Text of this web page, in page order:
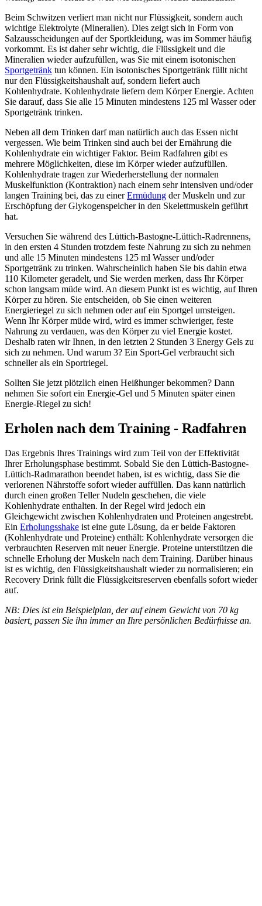
Beim Schwitzen verliert man nicht nur Flüssigkeit, sondern auch
wichtige Elektrolyte (Mineralien). Dies zeigt sich in Form von
Salzausscheidungen auf der Sportkleidung, was im Sommer häufig
vorkommt. Es ist daher sehr wichtig, die Flüssigkeit und die
Mineralien wieder aufzufüllen, was Sie mit einem isotonischen
Sportgetränk tun können. Ein isotonisches Sportgetränk füllt nicht
nur den Flüssigkeitshaushalt auf, sondern liefert auch
Kohlenhydrate. Kohlenhydrate liefern dem Körper Energie. Achten
Sie darauf, dass Sie alle 15 Minuten mindestens 125 ml Wasser oder
Sportgetränk trinken.
Neben all dem Trinken darf man natürlich auch das Essen nicht
vergessen. Wie beim Trinken sind auch bei der Ernährung die
Kohlenhydrate ein wichtiger Faktor. Beim Radfahren gibt es
mehrere Möglichkeiten, diese im Körper wieder aufzufüllen.
Kohlenhydrate tragen zur Wiederherstellung der normalen
Muskelfunktion (Kontraktion) nach einem sehr intensiven und/oder
langen Training bei, das zu einerErmüdung der Muskeln und zur
Erschöpfung der Glykogenspeicher in den Skelettmuskeln geführt
hat.
Versuchen Sie während des Lüttich-Bastogne-Lüttich-Radrennens,
in den ersten 4 Stunden trotzdem feste Nahrung zu sich zu nehmen
und alle 15 Minuten mindestens 125 ml Wasser und/oder
Sportgetränk zu trinken. Wahrscheinlich haben Sie bis dahin etwa
110 Kilometer geradelt, und Sie werden merken, dass Ihr Körper
schon langsam müde wird. An diesem Punkt ist es wichtig, auf Ihren
Körper zu hören. Sie entscheiden, ob Sie einen weiteren
Energieriegel zu sich nehmen oder auf ein Sportgel umsteigen.
Wenn Ihr Körper müde wird, wird es immer schwieriger, feste
Nahrung zu verdauen, was den Körper zu viel Energie kostet.
Deshalb raten wir Ihnen, in den letzten 2 Stunden 3 Energy Gels zu
sich zu nehmen. Und warum 3? Ein Sport-Gel verbraucht sich
schneller als ein Sportriegel.
Sollten Sie jetzt plötzlich einen Heißhunger bekommen? Dann
nehmen Sie sofort ein Energie-Gel und 5 Minuten später einen
Energie-Riegel zu sich!
Erholen nach dem Training - Radfahren
Das Ergebnis Ihres Trainings wird zum Teil von der Effektivität
Ihrer Erholungsphase bestimmt. Sobald Sie den Lüttich-Bastogne-
Lüttich-Radmarathon beendet haben, ist es wichtig, dass Sie die
verlorenen Nährstoffe sofort wieder auffüllen. Das kann natürlich
durch einen großen Teller Nudeln geschehen, die viele
Kohlenhydrate enthalten. In der Regel wird jedoch ein
Gleichgewicht zwischen Kohlenhydraten und Proteinen angestrebt.
Ein Erholungsshake ist eine gute Lösung, da er beide Faktoren
(Kohlenhydrate und Proteine) enthält: Kohlenhydrate versorgen die
verbrauchten Reserven mit neuer Energie. Proteine unterstützen die
schnelle Erholung der Muskeln nach dem Training. Darüber hinaus
ist es wichtig, den Flüssigkeitshaushalt wieder zu normalisieren; ein
Recovery Drink füllt die Flüssigkeitsreserven ebenfalls sofort wieder
auf.
NB: Dies ist ein Beispielplan, der auf einem Gewicht von 70 kg
basiert, passen Sie ihn immer an Ihre persönlichen Bedürfnisse an.